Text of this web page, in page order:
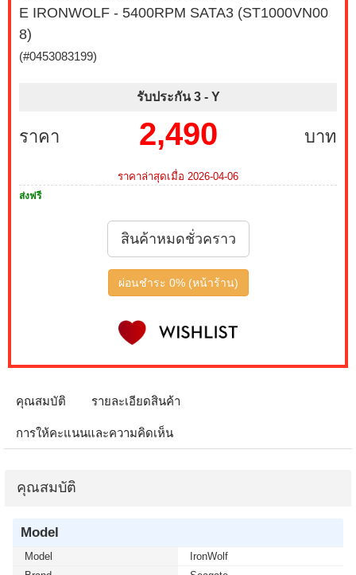
E IRONWOLF - 5400RPM SATA3 (ST1000VN00
8)
(#0453083199)
รับประกัน 3 - Y
ราคา บาท
2,490
ราคาล่าสุดเมื่อ 2026-04-06
ส่งฟรี
สินค้าหมดชั่วคราว
ผ่อนชำระ 0% (หน้าร้าน)
คุณสมบัติ รายละเอียดสินค้า
การให้คะแนนและความคิดเห็น
คุณสมบัติ
Model
Model
IronWolf